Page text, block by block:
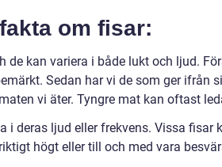
om fisar:
de kan variera i både lukt och ljud.
Sedan har vi de som ger ifrån
vi äter. Tyngre mat kan oftast
i deras ljud eller frekvens. Vissa fisar
högt eller till och med vara